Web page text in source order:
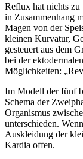
Reflux hat nichts zu
in Zusammenhang
Magen von der
kleinen Kurvatur,
gesteuert aus dem
bei der
Möglichkeiten:
Im Modell der fünf
Schema der
Organismus
unterschieden.
Auskleidung der
Kardia offen.